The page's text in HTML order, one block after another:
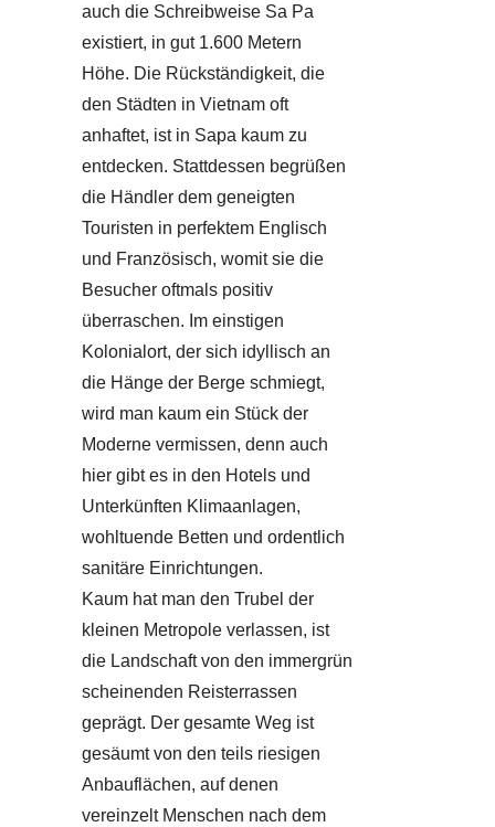
auch die Schreibweise Sa Pa
existiert, in gut 1.600 Metern
Höhe. Die Rückständigkeit, die
den Städten in Vietnam oft
anhaftet, ist in Sapa kaum zu
entdecken. Stattdessen begrüßen
die Händler dem geneigten
Touristen in perfektem Englisch
und Französisch, womit sie die
Besucher oftmals positiv
überraschen. Im einstigen
Kolonialort, der sich idyllisch an
die Hänge der Berge schmiegt,
wird man kaum ein Stück der
Moderne vermissen, denn auch
hier gibt es in den Hotels und
Unterkünften Klimaanlagen,
wohltuende Betten und ordentlich
sanitäre Einrichtungen.
Kaum hat man den Trubel der
kleinen Metropole verlassen, ist
die Landschaft von den immergrün
scheinenden Reisterrassen
geprägt. Der gesamte Weg ist
gesäumt von den teils riesigen
Anbauflächen, auf denen
vereinzelt Menschen nach dem